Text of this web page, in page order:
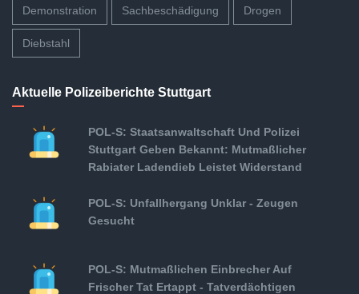
Demonstration Sachbeschädigung Drogen
Diebstahl
Aktuelle Polizeiberichte Stuttgart
POL-S: Staatsanwaltschaft Und Polizei
Stuttgart Geben Bekannt: Mutmaßlicher
Rabiater Ladendieb Leistet Widerstand
POL-S: Unfallhergang Unklar - Zeugen
Gesucht
POL-S: Mutmaßlichen Einbrecher Auf
Frischer Tat Ertappt - Tatverdächtigen